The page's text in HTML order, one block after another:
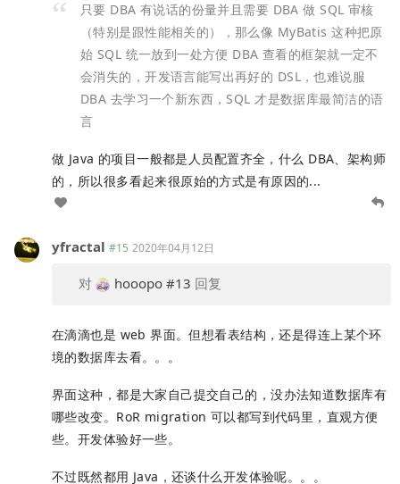
只要 DBA 有说话的份量并且需要 DBA 做 SQL 审核
（特别是跟性能相关的），那么像 MyBatis 这种把原
始 SQL 统一放到一处方便 DBA 查看的框架就一定不
会消失的，开发语言能写出再好的 DSL，也难说服
DBA 去学习一个新东西，SQL 才是数据库最简洁的语
言
做 Java 的项目一般都是人员配置齐全，什么 DBA、架构师
的，所以很多看起来很原始的方式是有原因的...
yfractal #15 2020年04月12日
对 hooopo #13 回复
在滴滴也是 web 界面。但想看表结构，还是得连上某个环
境的数据库去看。。。
界面这种，都是大家自己提交自己的，没办法知道数据库有
哪些改变。RoR migration 可以都写到代码里，直观方便
些。开发体验好一些。
不过既然都用 Java，还谈什么开发体验呢。。。